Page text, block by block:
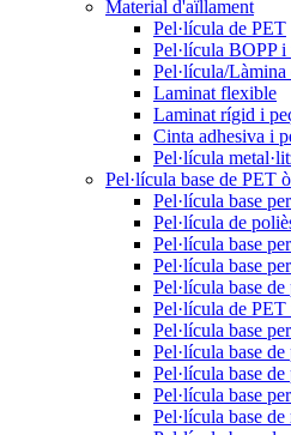
Material d'aïllament
Pel·lícula de PET
Pel·lícula BOPP i
Pel·lícula/Làmina
Laminat flexible
Laminat rígid i
Cinta adhesiva i
Pel·lícula
Pel·lícula base de PET
Pel·lícula base
Pel·lícula de
Pel·lícula base
Pel·lícula base
Pel·lícula base
Pel·lícula de PET
Pel·lícula base
Pel·lícula base
Pel·lícula base
Pel·lícula base
Pel·lícula base